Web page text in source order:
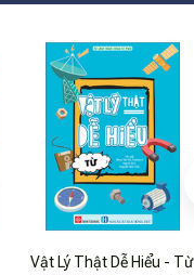
Vật Lý Thật Dễ Hiểu - Từ